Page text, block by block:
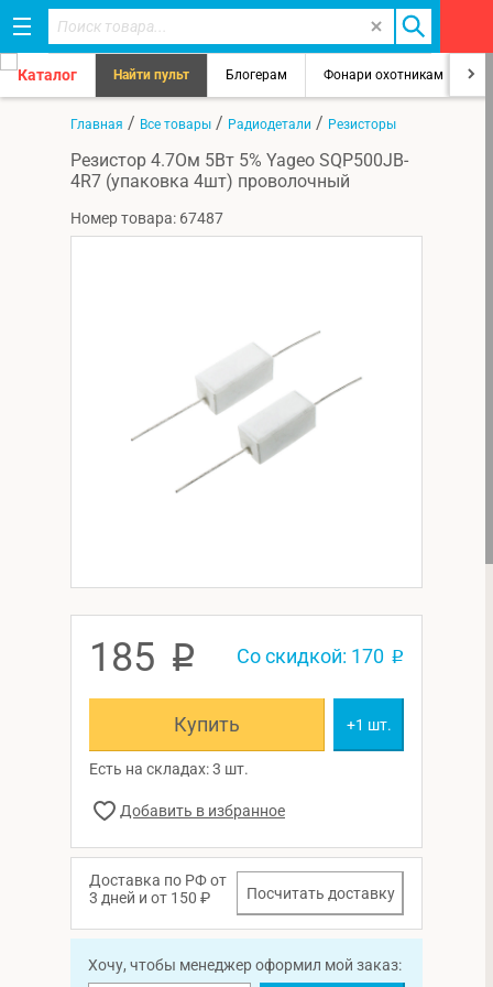
Каталог Найти пульт Блогерам Фонари охотникам
Главная / Все товары / Радиодетали / Резисторы
Резистор 4.7Ом 5Вт 5% Yageo SQP500JB-
4R7 (упаковка 4шт) проволочный
Номер товара: 67487
185 p Со скидкой: 170 p
Купить +1 шт.
Есть на складах: 3 шт.
Доставка по РФ от
3 дней и от 150 ₽
Посчитать доставку
Хочу, чтобы менеджер оформил мой заказ: